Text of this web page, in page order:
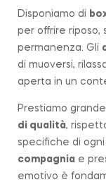
Disponiamo di
per offrire riposo,
permanenza. Gli
di muoversi,
aperta in un
Prestiamo
di qualità,
specifiche di
compagnia e
emotivo è